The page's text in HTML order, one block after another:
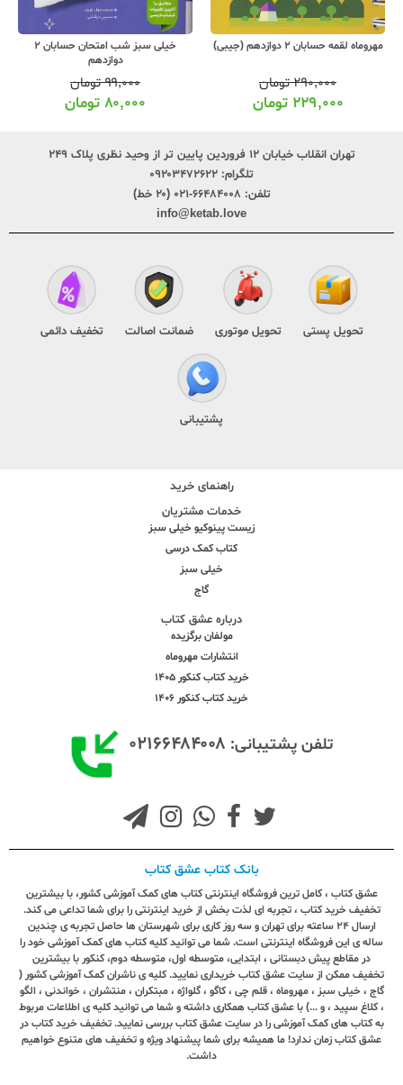
مهروماه لقمه حسابان 2 دوازدهم (جیبی)
۲۹۰,۰۰۰تومان
۲۲۹,۰۰۰ تومان
خیلی سبز شب امتحان حسابان 2
دوازدهم
۹۹,۰۰۰تومان
۸۰,۰۰۰ تومان
تهران انقلاب خیابان ۱۲ فروردین پایین تر از وحید نظری پلاک ۲۴۹
تلگرام: ۰۹۲۰۳۴۷۲۶۲۲
تلفن: ۶۶۴۸۴۰۰۸-۰۲۱ (۲۰ خط)
info@ketab.love
تحویل پستی تحویل موتوری ضمانت اصالت تخفیف دائمی
پشتیبانی
راهنمای خرید
خدمات مشتریان
زیست پینوکیو خیلی سبز
کتاب کمک درسی
خیلی سبز
گاج
درباره عشق کتاب
مولفان برگزیده
انتشارات مهروماه
خرید کتاب کنکور 1405
خرید کتاب کنکور 1406
تلفن پشتیبانی: ۰۲۱۶۶۴۸۴۰۰۸
بانک کتاب عشق کتاب
عشق کتاب ، کامل ترین فروشگاه اینترنتی کتاب های کمک آموزشی کشور، با بیشترین
تخفیف خرید کتاب ، تجربه ای لذت بخش از خرید اینترنتی را برای شما تداعی می کند.
ارسال ٢٤ ساعته برای تهران و سه روز کاری برای شهرستان ها حاصل تجربه ی چندین
ساله ی این فروشگاه اینترنتی است. شما می توانید کلیه کتاب های کمک آموزشی خود را
در مقاطع پیش دبستانی ، ابتدایی، متوسطه اول، متوسطه دوم، کنکور با بیشترین
تخفیف ممکن از سایت عشق کتاب خریداری نمایید. کلیه ی ناشران کمک آموزشی کشور (
گاج ، خیلی سبز ، مهروماه ، قلم چی ، کاگو ، گلواژه ، مبتکران ، منتشران ، خواندنی ، الگو
، کلاغ سپید ، و ...) با عشق کتاب همکاری داشته و شما می توانید کلیه ی اطلاعات مربوط
به کتاب های کمک آموزشی را در سایت عشق کتاب بررسی نمایید. تخفیف خرید کتاب در
عشق کتاب زمان ندارد! ما همیشه برای شما پیشنهاد ویژه و تخفیف های متنوع خواهیم
داشت.